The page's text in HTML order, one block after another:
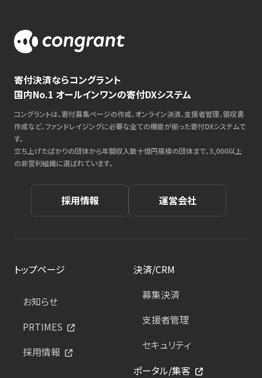
寄付決済ならコングラント
国内No.1 オールインワンの寄付DXシステム
コングラントは、寄付募集ページの作成、オンライン決済、支援者管理、領収書
作成など、ファンドレイジングに必要な全ての機能が揃った寄付DXシステムで
す。
立ち上げたばかりの団体から年間収入数十億円規模の団体まで、3,000以上
の非営利組織に選ばれています。
採用情報 運営会社
トップページ
お知らせ
PRTIMES
採用情報
決済/CRM
募集決済
支援者管理
セキュリティ
ポータル/集客